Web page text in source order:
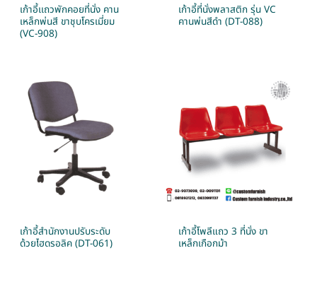
เก้าอี้เเถวพักคอยที่นั่ง คาน
เหล็กพ่นสี ขาชุบโครเมี่ยม
(VC-908)
เก้าอี้ที่นั่งพลาสติก รุ่น VC
คานพ่นสีดำ (DT-088)
เก้าอี้สำนักงานปรับระดับ
ด้วยไฮดรอลิค (DT-061)
เก้าอี้โพลีแถว 3 ที่นั่ง ขา
เหล็กเกือกม้า